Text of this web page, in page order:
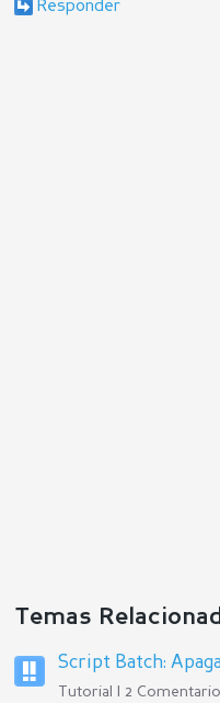
Temas
Script Batch:
Tutorial | 2